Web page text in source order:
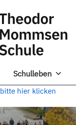
Schulleben
bitte hier klicken